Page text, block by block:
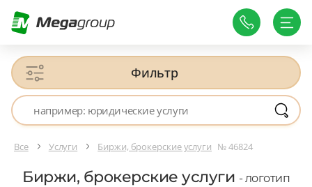
Фильтр
Все Услуги Биржи, брокерские услуги № 46824
Биржи, брокерские услуги - логотип